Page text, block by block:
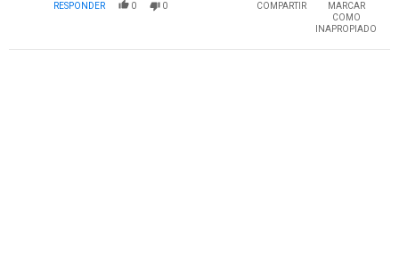
RESPONDER 0 0 COMPARTIR
MARCAR
COMO
INAPROPIADO